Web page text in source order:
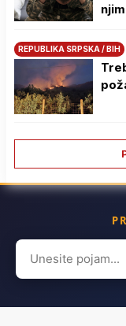
REPUBLIKA SRPSKA / BIH
Search
for: